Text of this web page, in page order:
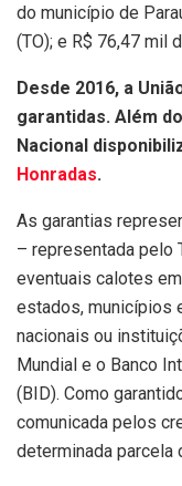
do município de
(TO); e R$ 76,47 mil
Desde 2016, a
garantidas. Além
Nacional
Honradas.
As garantias
– representada pelo
eventuais calotes
estados, municípios
nacionais ou
Mundial e o Banco
(BID). Como
comunicada pelos
determinada parcela